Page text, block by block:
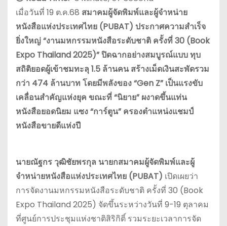
เมื่อวันที่ 19 ต.ค.68 สมาคมผู้จัดพิมพ์และผู้จำหน่าย
หนังสือแห่งประเทศไทย (PUBAT) ประกาศความสำเร็จ
ยิ่งใหญ่ “งานมหกรรมหนังสือระดับชาติ ครั้งที่ 30 (Book
Expo Thailand 2025)” ปิดฉากอย่างสมบูรณ์แบบ ทุบ
สถิติยอดผู้เข้าชมทะลุ 1.5 ล้านคน สร้างเม็ดเงินสะพัดรวม
กว่า 474 ล้านบาท โดยมีพลังของ “Gen Z” เป็นแรงขับ
เคลื่อนสำคัญแห่งยุค ขณะที่ “นิยาย” ผงาดขึ้นแท่น
หนังสือยอดนิยม แซง “การ์ตูน” ครองตำแหน่งแชมป์
หนังสือขายดีแห่งปี
นายณัฐกร วุฒิชัยพรกุล นายกสมาคมผู้จัดพิมพ์และผู้
จำหน่ายหนังสือแห่งประเทศไทย (PUBAT) เปิดเผยว่า
การจัดงานมหกรรมหนังสือระดับชาติ ครั้งที่ 30 (Book
Expo Thailand 2025) จัดขึ้นระหว่างวันที่ 9-19 ตุลาคม
ที่ศูนย์การประชุมแห่งชาติสิริกิติ์ รวมระยะเวลาการจัด